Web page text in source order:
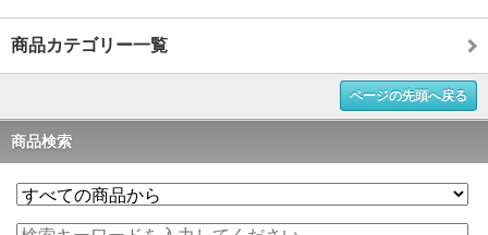
商品カテゴリー一覧
ページの先頭へ戻る
商品検索